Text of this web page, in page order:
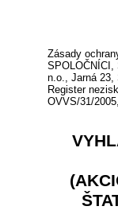
Zásady
SPOLOČNÍCI,
n.o., Jarná 23,
Register
OVVS/31/